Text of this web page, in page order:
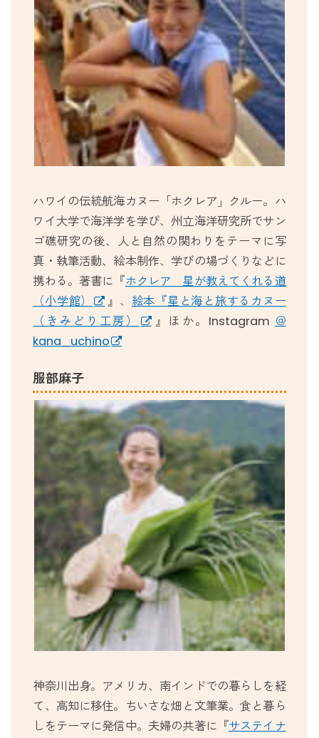
ハワイの伝統航海カヌー「ホクレア」クルー。ハ
ワイ大学で海洋学を学び、州立海洋研究所でサン
ゴ礁研究の後、人と自然の関わりをテーマに写
真・執筆活動、絵本制作、学びの場づくりなどに
携わる。著書に『ホクレア 星が教えてくれる道
（小学館）
』、 絵本『星と海と旅するカヌー
（きみどり工房）
』ほか。Instagram ＠
kana_uchino
服部麻子
神奈川出身。アメリカ、南インドでの暮らしを経
て、高知に移住。ちいさな畑と文筆業。食と暮ら
しをテーマに発信中。夫婦の共著に『サステイナ